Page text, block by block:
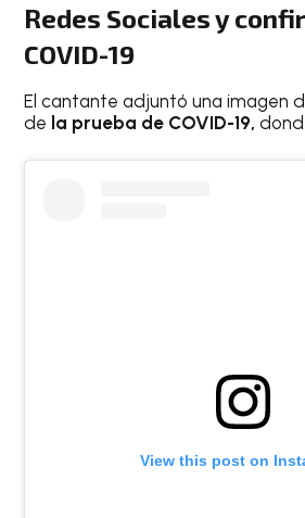
Redes Sociales y
COVID-19
El cantante adjuntó una imagen
de la prueba de COVID-19,
View this post on